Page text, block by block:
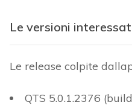
Le versioni
Le release colpite
QTS 5.0.1.2376